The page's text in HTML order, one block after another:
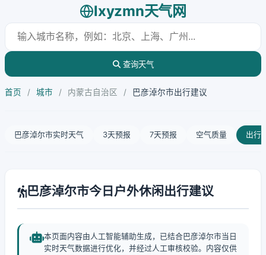
lxyzmn天气网
查询天气
首页 / 城市 / 内蒙古自治区 / 巴彦淖尔市出行建议
巴彦淖尔市实时天气 3天预报 7天预报 空气质量 出行
巴彦淖尔市今日户外休闲出行建议
本页面内容由人工智能辅助生成，已结合巴彦淖尔市当日
实时天气数据进行优化，并经过人工审核校验。内容仅供